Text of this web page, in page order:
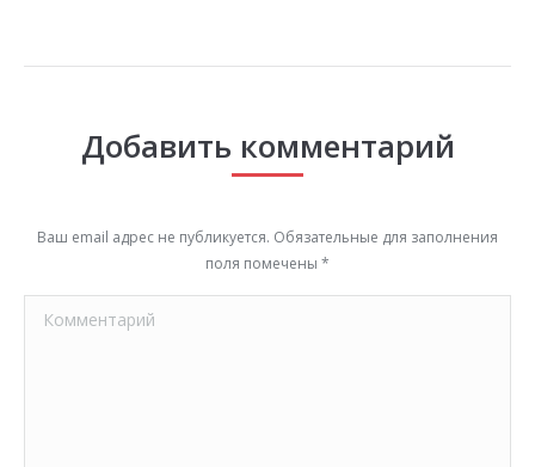
Добавить комментарий
Ваш email адрес не публикуется. Обязательные для заполнения
поля помечены *
Комментарий